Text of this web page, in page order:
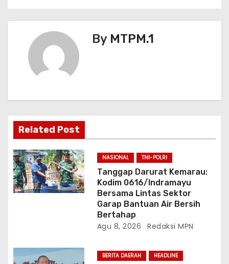
a
o
s
By MTPM.1
Related Post
NASIONAL TNI-POLRI
Tanggap Darurat Kemarau:
Kodim 0616/Indramayu
Bersama Lintas Sektor
Garap Bantuan Air Bersih
Bertahap
Agu 8, 2026 Redaksi MPN
BERITA DAERAH HEADLINE